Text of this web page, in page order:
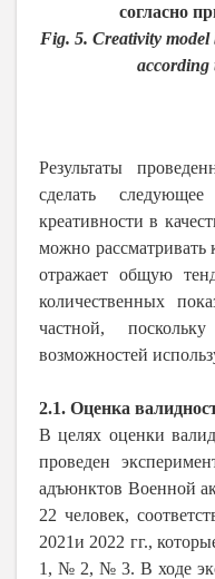
согласно
Fig. 5. Creativity model
according
Результаты
сделать
креативности в
можно
отражает общую
количественных
частной,
возможностей
2.1. Оценка
В целях оценки
проведен
адъюнктов Военной
22 человек,
2021и 2022 гг.,
1, № 2, № 3. В ходе